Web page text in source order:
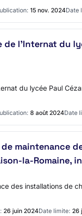
15 nov. 2024Date
l'Internat du
du lycée Paul
8 août 2024Date
maintenance
la-Romaine,
des installations de
26 juin 2024Date limite: 26